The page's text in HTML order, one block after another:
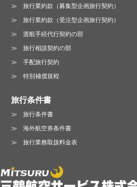
旅行業約款（募集型企画旅行契約）
旅行業約款（受注型企画旅行契約）
渡航手続代行契約の部
旅行相談契約の部
手配旅行契約
特別補償規程
旅行条件書
旅行条件書
海外航空券条件書
旅行業務取扱料金表